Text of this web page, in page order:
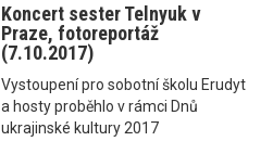
Koncert sester Telnyuk v
Praze, fotoreportáž
(7.10.2017)
Vystoupení pro sobotní školu Erudyt
a hosty proběhlo v rámci Dnů
ukrajinské kultury 2017